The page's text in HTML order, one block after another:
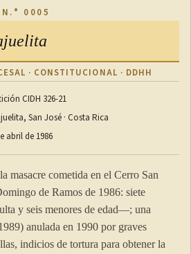
0005
· CONSTITUCIONAL · DDHH
CIDH 326-21
San José · Costa Rica
abril de 1986
masacre cometida en el Cerro San
de Ramos de 1986: siete
y seis menores de edad—; una
anulada en 1990 por graves
indicios de tortura para obtener la